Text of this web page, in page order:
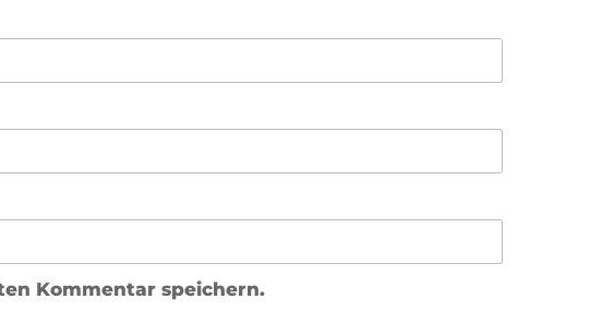
Kommentar speichern.